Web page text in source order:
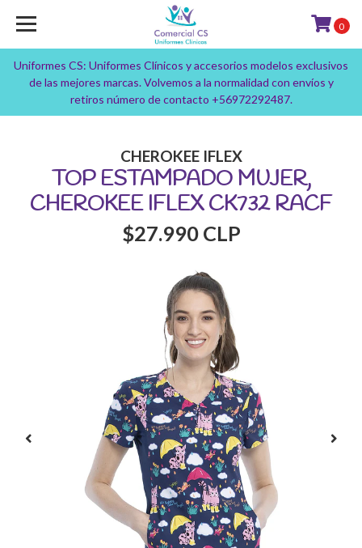
Uniformes CS: Uniformes Clínicos y accesorios modelos exclusivos
de las mejores marcas. Volvemos a la normalidad con envíos y
retiros número de contacto +56972292487.
0
CHEROKEE IFLEX
TOP ESTAMPADO MUJER,
CHEROKEE IFLEX CK732 RACF
$27.990 CLP